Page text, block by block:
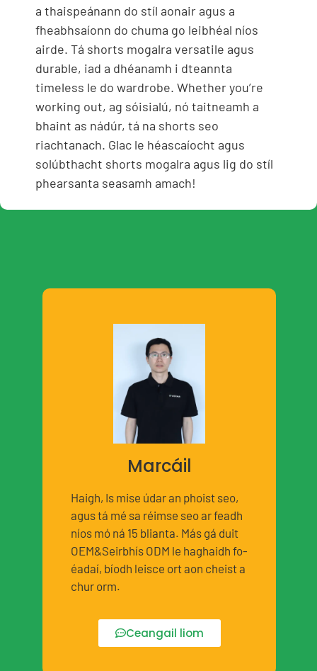
a thaispeánann do stíl aonair agus a
fheabhsaíonn do chuma go leibhéal níos
airde. Tá shorts mogalra versatile agus
durable, iad a dhéanamh i dteannta
timeless le do wardrobe. Whether you’re
working out, ag sóisialú, nó taitneamh a
bhaint as nádúr, tá na shorts seo
riachtanach. Glac le héascaíocht agus
solúbthacht shorts mogalra agus lig do stíl
phearsanta seasamh amach!
Marcáil
Haigh, Is mise údar an phoist seo,
agus tá mé sa réimse seo ar feadh
níos mó ná 15 blianta. Más gá duit
OEM&Seirbhís ODM le haghaidh fo-
éadaí, bíodh leisce ort aon cheist a
chur orm.
Ceangail liom